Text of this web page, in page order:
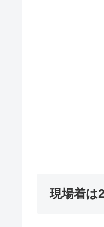
現場着は